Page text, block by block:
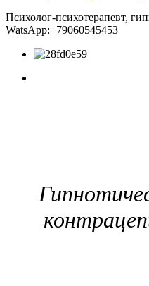
Психолог-психотерапевт,
WatsApp:+79060545453